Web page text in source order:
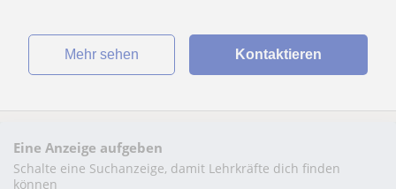
Mehr sehen Kontaktieren
Eine Anzeige aufgeben
Schalte eine Suchanzeige, damit Lehrkräfte dich finden
können